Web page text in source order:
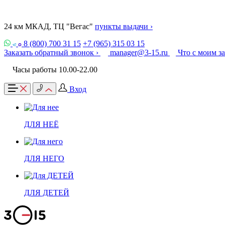
24 км МКАД, ТЦ "Вегас" пункты выдачи ›
8 (800) 700 31 15 +7 (965) 315 03 15
Заказать обратный звонок ›
manager@3-15.ru
Что с моим
Часы работы 10.00-22.00
Вход
ДЛЯ НЕЁ
ДЛЯ НЕГО
ДЛЯ ДЕТЕЙ